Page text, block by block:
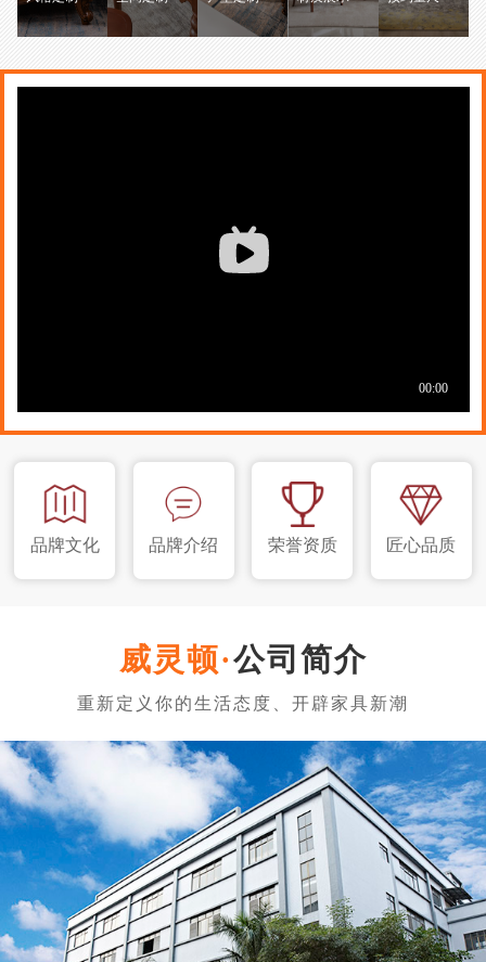
品牌文化 品牌介绍 荣誉资质 匠心品质
公司简介